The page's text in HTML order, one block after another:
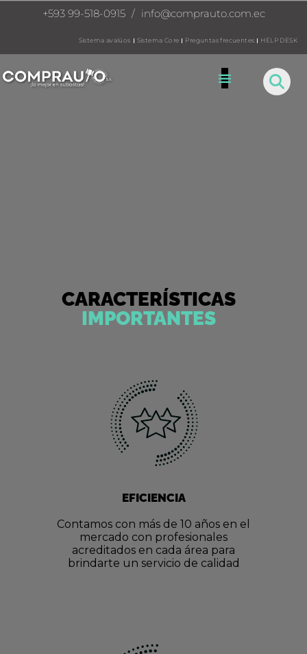
+593 99-518-0915 / info@comprauto.com.ec
Sistema avalúos Sistema Core Preguntas frecuentes HELP DESK
CARACTERÍSTICAS
IMPORTANTES
EFICIENCIA
Contamos con más de 10 años en el
mercado con profesionales
acreditados en cada área para
brindarte un servicio de calidad